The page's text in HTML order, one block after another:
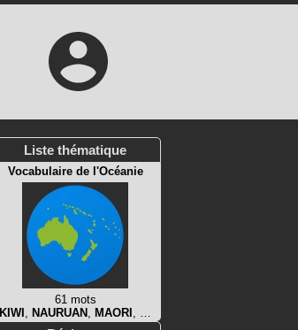
Liste thématique
Vocabulaire de l'Océanie
61 mots
KIWI , NAURUAN , MAORI , …